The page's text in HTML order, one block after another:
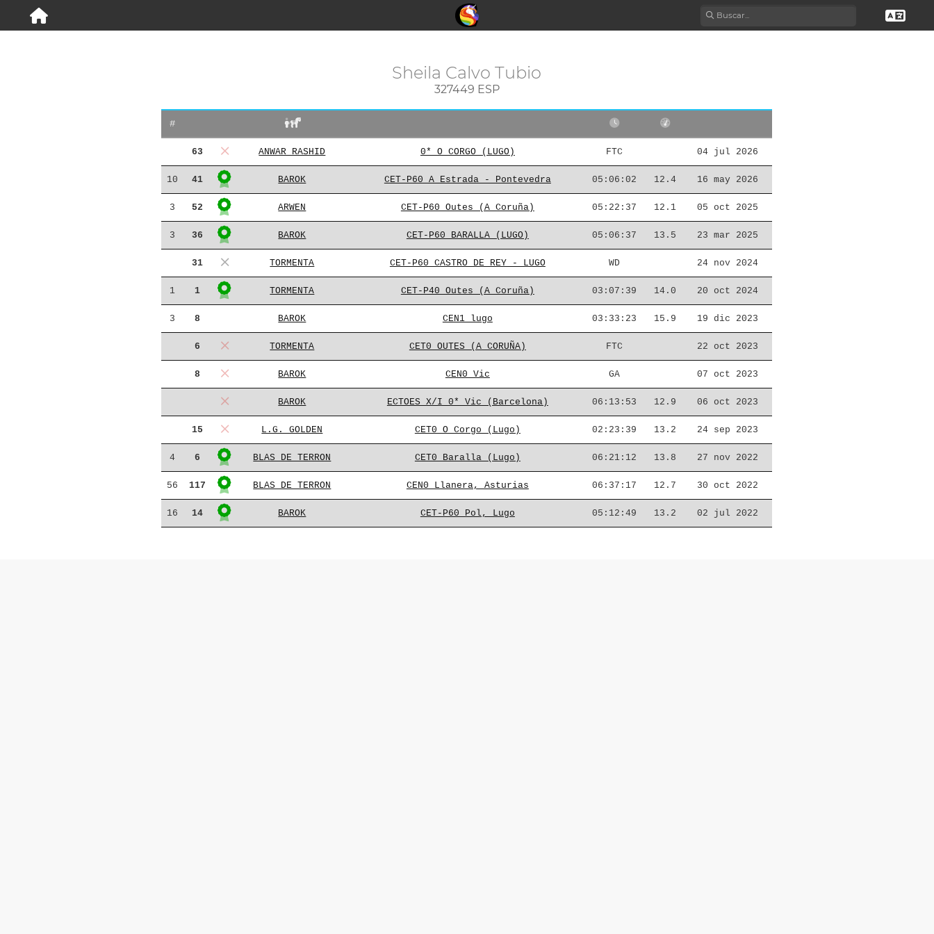
Sheila Calvo Tubio
327449 ESP
#
63 ANWAR RASHID 0* O CORGO (LUGO) FTC 04 jul 2026
10 41 BAROK CET-P60 A Estrada - Pontevedra 05:06:02 12.4 16 may 2026
3 52 ARWEN CET-P60 Outes (A Coruña) 05:22:37 12.1 05 oct 2025
3 36 BAROK CET-P60 BARALLA (LUGO) 05:06:37 13.5 23 mar 2025
31 TORMENTA CET-P60 CASTRO DE REY - LUGO WD 24 nov 2024
1 1 TORMENTA CET-P40 Outes (A Coruña) 03:07:39 14.0 20 oct 2024
3 8 BAROK CEN1 lugo 03:33:23 15.9 19 dic 2023
6 TORMENTA CET0 OUTES (A CORUÑA) FTC 22 oct 2023
8 BAROK CEN0 Vic GA 07 oct 2023
BAROK ECTOES X/I 0* Vic (Barcelona) 06:13:53 12.9 06 oct 2023
15 L.G. GOLDEN CET0 O Corgo (Lugo) 02:23:39 13.2 24 sep 2023
4 6 BLAS DE TERRON CET0 Baralla (Lugo) 06:21:12 13.8 27 nov 2022
56 117 BLAS DE TERRON CEN0 Llanera, Asturias 06:37:17 12.7 30 oct 2022
16 14 BAROK CET-P60 Pol, Lugo 05:12:49 13.2 02 jul 2022